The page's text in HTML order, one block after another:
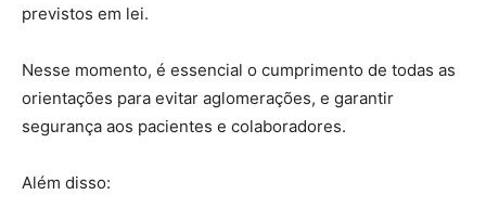
previstos em lei.
Nesse momento, é essencial o cumprimento de todas as
orientações para evitar aglomerações, e garantir
segurança aos pacientes e colaboradores.
Além disso: